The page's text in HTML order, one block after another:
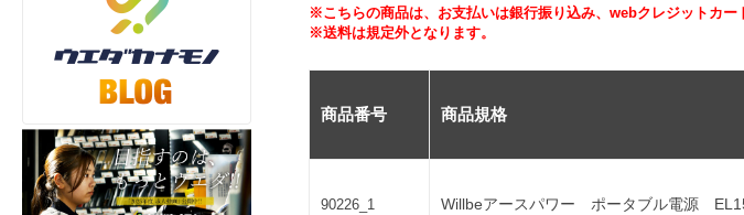
※こちらの商品は、お支払いは銀行振り込み、webクレジットカー
※送料は規定外となります。
商品番号 商品規格
90226_1 Willbeアースパワー ポータブル電源